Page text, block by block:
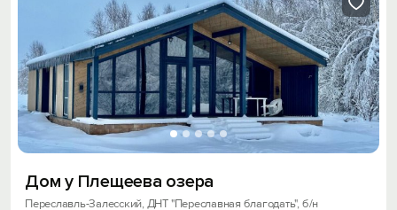
Дoм у Плeщеева озеpа
Переславль-Залесский, ДНТ "Переславная благодать", б/н